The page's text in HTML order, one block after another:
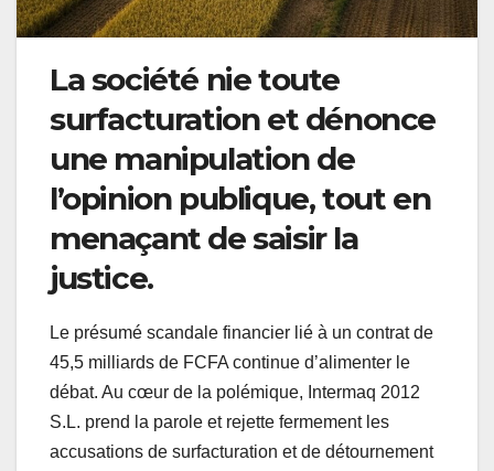
La société nie toute
surfacturation et dénonce
une manipulation de
l’opinion publique, tout en
menaçant de saisir la
justice.
Le présumé scandale financier lié à un contrat de
45,5 milliards de FCFA continue d’alimenter le
débat. Au cœur de la polémique, Intermaq 2012
S.L. prend la parole et rejette fermement les
accusations de surfacturation et de détournement